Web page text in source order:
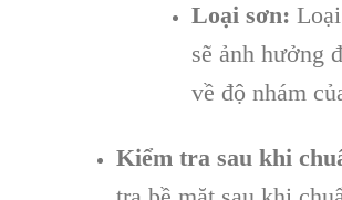
Loại sơn:
sẽ ảnh hưởng
về độ nhám
Kiểm tra sau khi